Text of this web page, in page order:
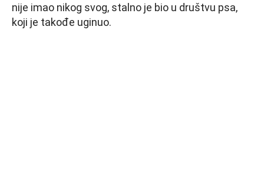
nije imao nikog svog, stalno je bio u društvu psa,
koji je takođe uginuo.